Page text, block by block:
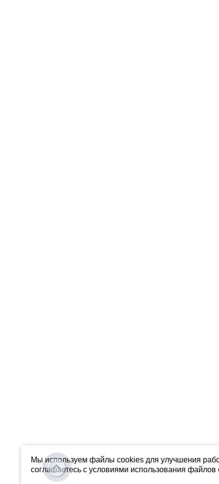
Мы используем файлы cookies для улучшения
соглашаетесь с условиями использования файлов